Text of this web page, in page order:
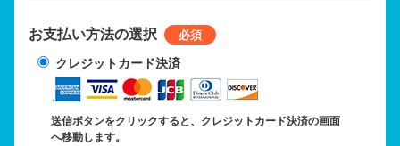
お支払い方法の選択
クレジットカード決済
送信ボタンをクリックすると、クレジットカード決済の画面
へ移動します。